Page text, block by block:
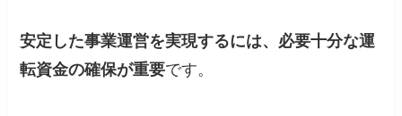
安定した事業運営を実現するには、必要十分な運
転資金の確保が重要です。